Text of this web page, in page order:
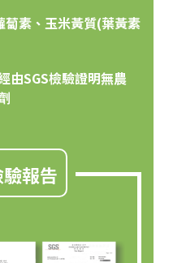
蔔素、玉米黃質(葉黃素
由SGS檢驗證明無農
報告